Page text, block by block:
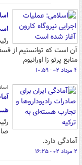
آن است که توانستیم از
منابع پرتو زا اورانیوم
۴ مرداد ۰۲ - ۱۰:۵۹
آمادگی دارد.
۲ مرداد ۰۲ - ۱۶:۲۵